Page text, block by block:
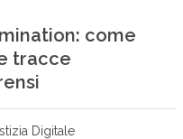
come
tracce
Digitale